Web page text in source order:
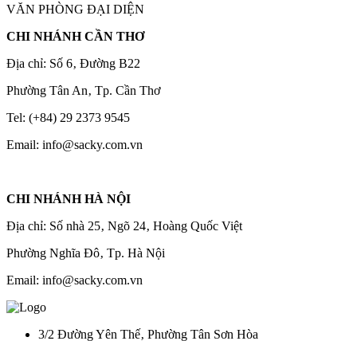
VĂN PHÒNG ĐẠI DIỆN
CHI NHÁNH CẦN THƠ
Địa chỉ: Số 6‚ Đường B22
Phường Tân An‚ Tp. Cần Thơ
Tel: (+84) 29 2373 9545
Email: info@sacky.com.vn
CHI NHÁNH HÀ NỘI
Địa chỉ: Số nhà 25‚ Ngõ 24‚ Hoàng Quốc Việt
Phường Nghĩa Đô‚ Tp. Hà Nội
Email: info@sacky.com.vn
3/2 Đường Yên Thế‚ Phường Tân Sơn Hòa